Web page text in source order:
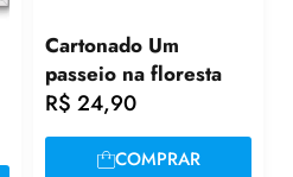
Cartonado Um
passeio na floresta
R$ 24,90
COMPRAR